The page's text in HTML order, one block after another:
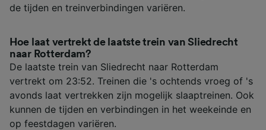
de tijden en treinverbindingen variëren.
Hoe laat vertrekt de laatste trein van Sliedrecht
naar Rotterdam?
De laatste trein van Sliedrecht naar Rotterdam
vertrekt om 23:52. Treinen die 's ochtends vroeg of 's
avonds laat vertrekken zijn mogelijk slaaptreinen. Ook
kunnen de tijden en verbindingen in het weekeinde en
op feestdagen variëren.